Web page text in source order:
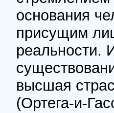
основания
присущим
реальности.
высшая
(Ортега-и-